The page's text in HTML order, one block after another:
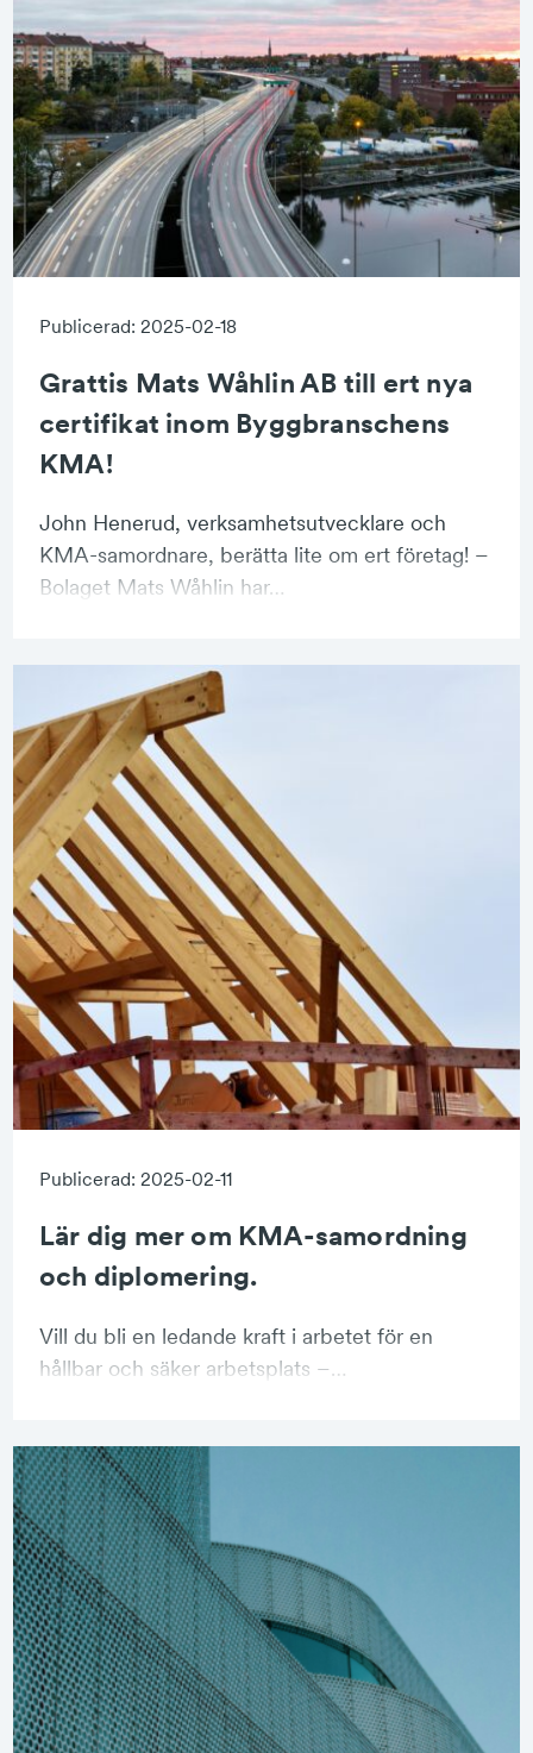
Publicerad: 2025-02-18
Grattis Mats Wåhlin AB till ert nya
certifikat inom Byggbranschens
KMA!
John Henerud, verksamhetsutvecklare och
KMA-samordnare, berätta lite om ert företag! –
Bolaget Mats Wåhlin har…
Publicerad: 2025-02-11
Lär dig mer om KMA-samordning
och diplomering.
Vill du bli en ledande kraft i arbetet för en
hållbar och säker arbetsplats –…